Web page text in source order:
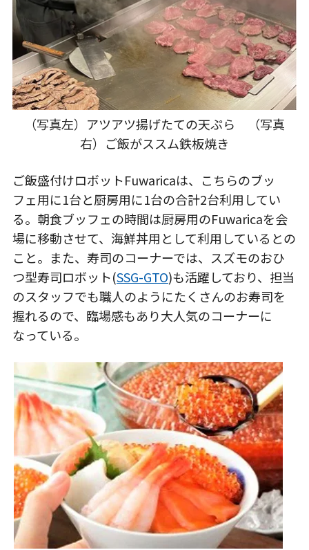
（写真左）アツアツ揚げたての天ぷら （写真
右）ご飯がススム鉄板焼き
ご飯盛付けロボットFuwaricaは、こちらのブッ
フェ用に1台と厨房用に1台の合計2台利用してい
る。朝食ブッフェの時間は厨房用のFuwaricaを会
場に移動させて、海鮮丼用として利用しているとの
こと。また、寿司のコーナーでは、スズモのおひ
つ型寿司ロボット(SSG-GTO)も活躍しており、担当
のスタッフでも職人のようにたくさんのお寿司を
握れるので、臨場感もあり大人気のコーナーに
なっている。